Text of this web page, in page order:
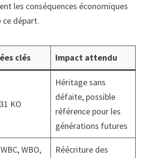
les conséquences économiques
départ.
clés Impact attendu
KO
Héritage sans
défaite, possible
référence pour les
générations futures
WBO,
Réécriture des